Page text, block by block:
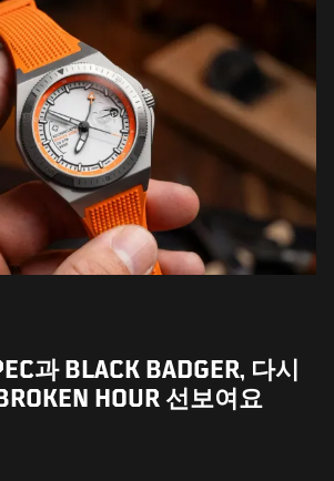
과 BLACK BADGER, 다시
HOUR 선보여요